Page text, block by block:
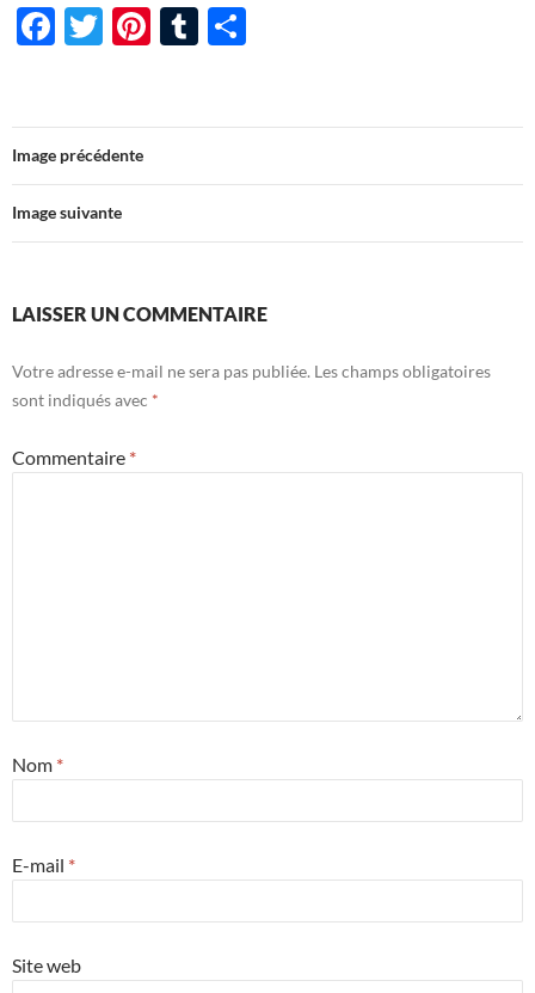
F
b
o
o
k
T
er
Pi
es
t
T
bl
r
g
er
Image précédente
Image suivante
LAISSER UN COMMENTAIRE
Votre adresse e-mail ne sera pas publiée. Les champs obligatoires
sont indiqués avec *
Commentaire *
Nom *
E-mail *
Site web